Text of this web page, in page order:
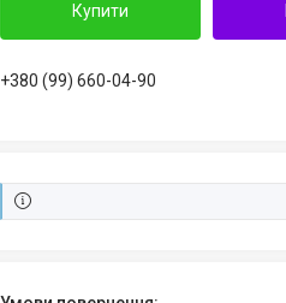
Купити
+380 (99) 660-04-90